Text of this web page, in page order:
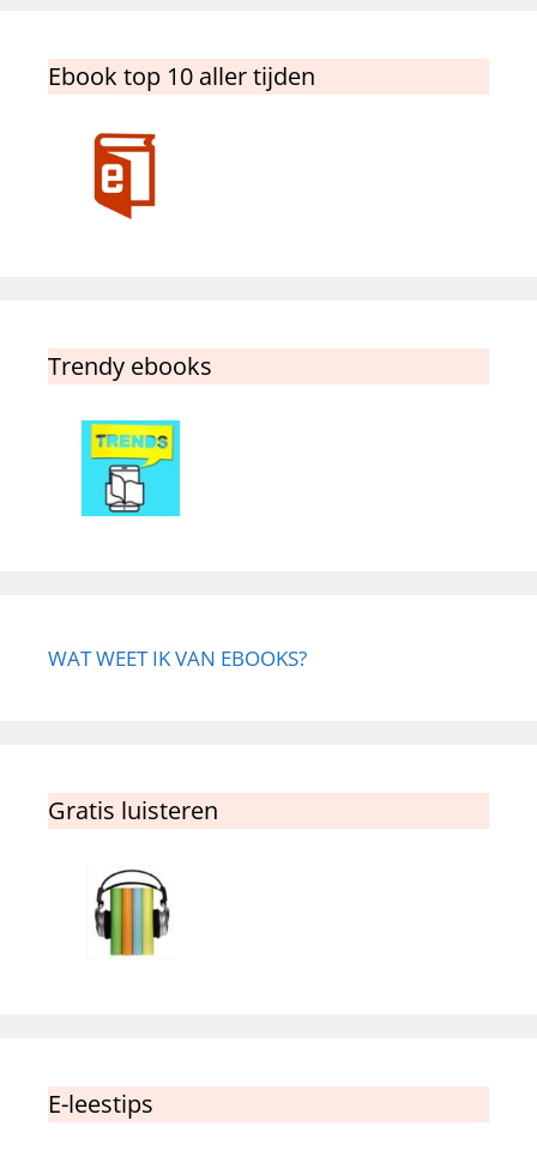
Ebook top 10 aller tijden
Trendy ebooks
WAT WEET IK VAN EBOOKS?
Gratis luisteren
E-leestips